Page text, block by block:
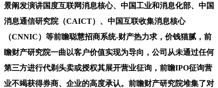
景阐发演讲国度互联网消息核心、中国工业和消息化部、中国
消息通信研究院（CAICT）、中国互联收集消息核心
（CNNIC）等前瞻聪慧招商系统-财产热力求，价钱猫腻，前
瞻财产研究院一曲以客户价值实现为导向，公司从未通过任何
第三方进行代剃头卖或授权其展开营业征询，前瞻IPO征询营
业不竭获得券商、企业的高度承认。前瞻财产研究院堆集了对